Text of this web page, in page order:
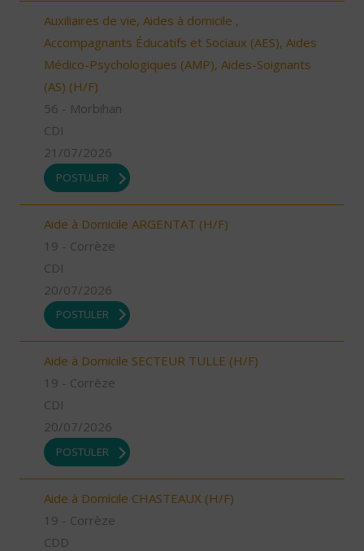
Auxiliaires de vie, Aides à domicile ,
Accompagnants Éducatifs et Sociaux (AES), Aides
Médico-Psychologiques (AMP), Aides-Soignants
(AS) (H/F)
56 - Morbihan
CDI
21/07/2026
POSTULER
Aide à Domicile ARGENTAT (H/F)
19 - Corrèze
CDI
20/07/2026
POSTULER
Aide à Domicile SECTEUR TULLE (H/F)
19 - Corrèze
CDI
20/07/2026
POSTULER
Aide à Domicile CHASTEAUX (H/F)
19 - Corrèze
CDD